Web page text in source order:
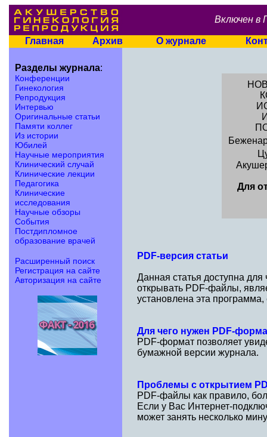
Включен в
Главная Архив О журнале
Разделы журнала:
Конференции
Гинекология
Репродукция
Интервью
Оригинальные статьи
Памяти коллег
Из истории
Юбилей
Научные мероприятия
Клинический случай
Клинические лекции
Педагогика
Клинические
исследования
Научные обзоры
События
Постдипломное
образование врачей
Расширенный поиск
Регистрация на сайте
Авторизация на сайте
Для
PDF-версия статьи
Данная статья доступна
открывать PDF-файлы,
установлена эта
Для чего нужен PDF-
PDF-формат позволяет
бумажной версии журнала.
Проблемы с открытием
PDF-файлы как правило,
Если у Вас Интернет-
может занять несколько